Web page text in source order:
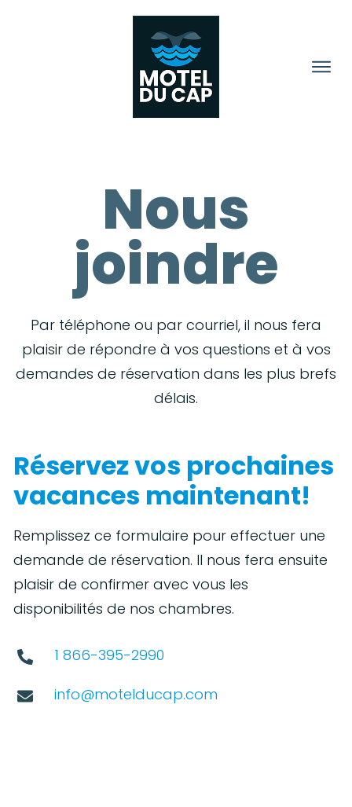
Nous
joindre
Par téléphone ou par courriel, il nous fera
plaisir de répondre à vos questions et à vos
demandes de réservation dans les plus brefs
délais.
Réservez vos prochaines
vacances maintenant!
Remplissez ce formulaire pour effectuer une
demande de réservation. Il nous fera ensuite
plaisir de confirmer avec vous les
disponibilités de nos chambres.
1 866-395-2990
info@motelducap.com